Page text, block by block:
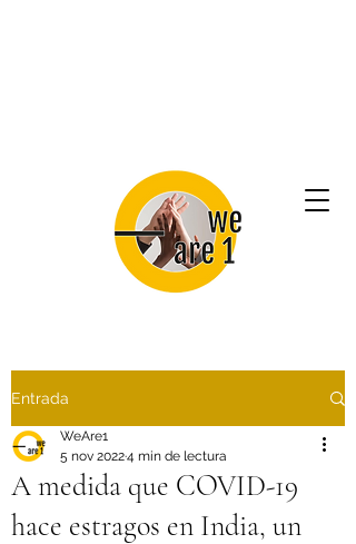
Entrada
A medida que COVID-19
hace estragos en India, un
WeAre1
5 nov 20224 min de lectura